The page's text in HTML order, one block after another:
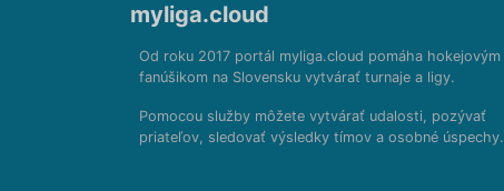
myliga.cloud
Od roku 2017 portál myliga.cloud pomáha hokejovým
fanúšikom na Slovensku vytvárať turnaje a ligy.
Pomocou služby môžete vytvárať udalosti, pozývať
priateľov, sledovať výsledky tímov a osobné úspechy.